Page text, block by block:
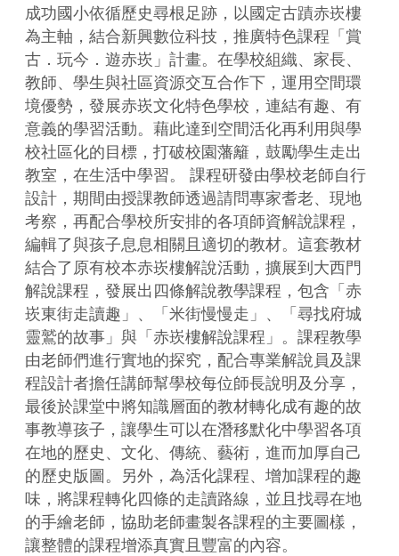
成功國小依循歷史尋根足跡，以國定古蹟赤崁樓
為主軸，結合新興數位科技，推廣特色課程「賞
古．玩今．遊赤崁」計畫。在學校組織、家長、
教師、學生與社區資源交互合作下，運用空間環
境優勢，發展赤崁文化特色學校，連結有趣、有
意義的學習活動。藉此達到空間活化再利用與學
校社區化的目標，打破校園藩籬，鼓勵學生走出
教室，在生活中學習。 課程研發由學校老師自行
設計，期間由授課教師透過請問專家耆老、現地
考察，再配合學校所安排的各項師資解說課程，
編輯了與孩子息息相關且適切的教材。這套教材
結合了原有校本赤崁樓解說活動，擴展到大西門
解說課程，發展出四條解說教學課程，包含「赤
崁東街走讀趣」、「米街慢慢走」、「尋找府城
靈鷲的故事」與「赤崁樓解說課程」。課程教學
由老師們進行實地的探究，配合專業解說員及課
程設計者擔任講師幫學校每位師長說明及分享，
最後於課堂中將知識層面的教材轉化成有趣的故
事教導孩子，讓學生可以在潛移默化中學習各項
在地的歷史、文化、傳統、藝術，進而加厚自己
的歷史版圖。另外，為活化課程、增加課程的趣
味，將課程轉化四條的走讀路線，並且找尋在地
的手繪老師，協助老師畫製各課程的主要圖樣，
讓整體的課程增添真實且豐富的內容。